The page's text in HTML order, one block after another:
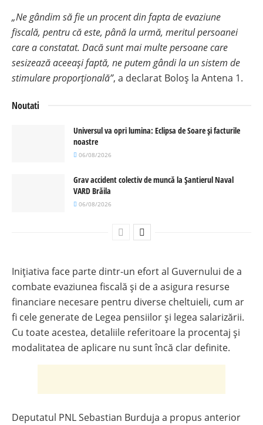
„Ne gândim să fie un procent din fapta de evaziune
fiscală, pentru că este, până la urmă, meritul persoanei
care a constatat. Dacă sunt mai multe persoane care
sesizează aceeași faptă, ne putem gândi la un sistem de
stimulare proporțională”, a declarat Boloș la Antena 1.
Noutati
Universul va opri lumina: Eclipsa de Soare și facturile
noastre
06/08/2026
Grav accident colectiv de muncă la Șantierul Naval
VARD Brăila
06/08/2026
Inițiativa face parte dintr-un efort al Guvernului de a
combate evaziunea fiscală și de a asigura resurse
financiare necesare pentru diverse cheltuieli, cum ar
fi cele generate de Legea pensiilor și legea salarizării.
Cu toate acestea, detaliile referitoare la procentaj și
modalitatea de aplicare nu sunt încă clar definite.
Deputatul PNL Sebastian Burduja a propus anterior